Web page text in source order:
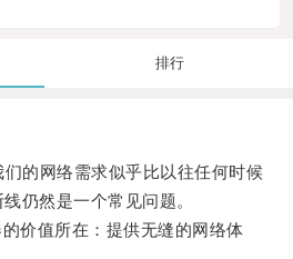
排行
网络需求似乎比以往任何时候
仍然是一个常见问题。
值所在：提供无缝的网络体